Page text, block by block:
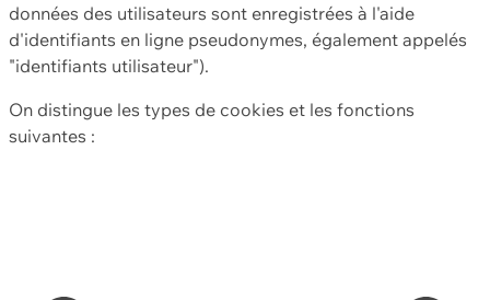
données des utilisateurs sont enregistrées à l'aide
d'identifiants en ligne pseudonymes, également appelés
"identifiants utilisateur").
On distingue les types de cookies et les fonctions
suivantes :